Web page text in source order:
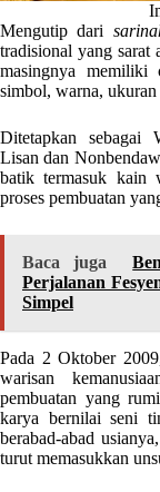
Mengutip dari
tradisional yang sarat
masingnya
simbol, warna,
Ditetapkan sebagai
Lisan dan
batik termasuk kain
proses pembuatan
Baca juga
Perjalanan
Simpel
Pada 2 Oktober
warisan
pembuatan yang
karya bernilai seni
berabad-abad
turut memasukkan